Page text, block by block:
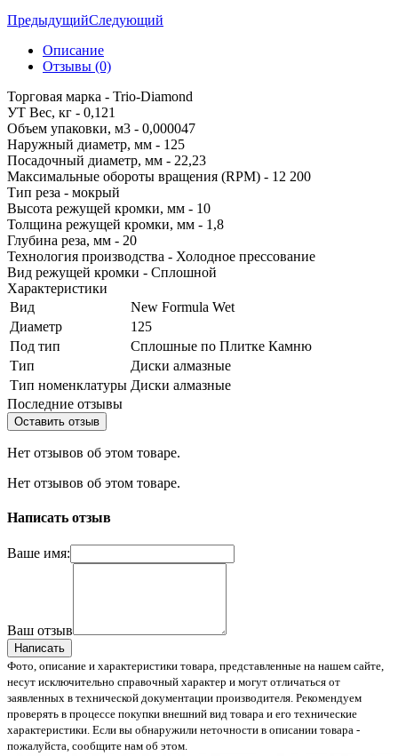
ПредыдущийСледующий
Описание
Отзывы (0)
Торговая марка - Trio-Diamond
УТ Вес, кг - 0,121
Объем упаковки, м3 - 0,000047
Наружный диаметр, мм - 125
Посадочный диаметр, мм - 22,23
Максимальные обороты вращения (RPM) - 12 200
Тип реза - мокрый
Высота режущей кромки, мм - 10
Толщина режущей кромки, мм - 1,8
Глубина реза, мм - 20
Технология производства - Холодное прессование
Вид режущей кромки - Сплошной
Характеристики
Вид
New Formula Wet
Диаметр
125
Под тип
Сплошные по Плитке Камню
Тип
Диски алмазные
Тип номенклатуры Диски алмазные
Последние отзывы
Оставить отзыв
Нет отзывов об этом товаре.
Нет отзывов об этом товаре.
Написать отзыв
Ваше имя:
Ваш отзыв
Написать
Фото, описание и характеристики товара, представленные на нашем сайте,
несут исключительно справочный характер и могут отличаться от
заявленных в технической документации производителя. Рекомендуем
проверять в процессе покупки внешний вид товара и его технические
характеристики. Если вы обнаружили неточности в описании товара -
пожалуйста, сообщите нам об этом.